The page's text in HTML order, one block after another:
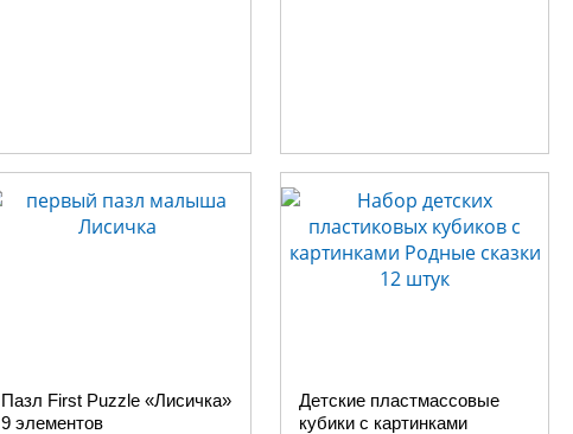
Пазл First Puzzle «Лисичка»
9 элементов
Детские пластмассовые
кубики с картинками